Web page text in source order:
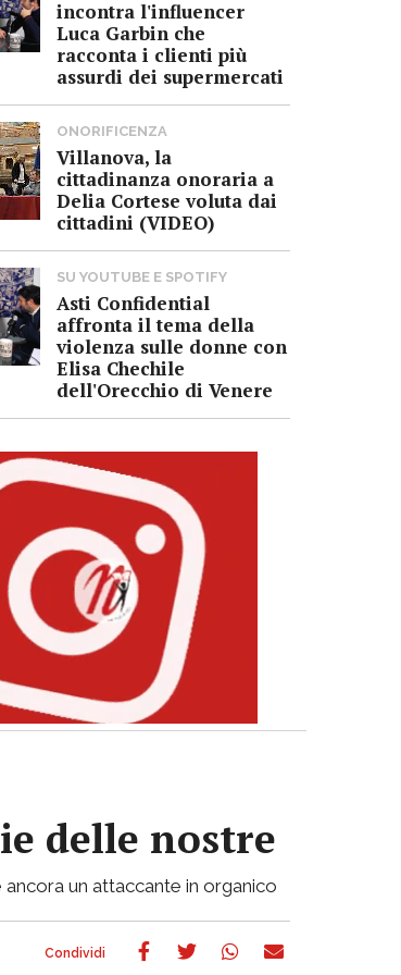
incontra l'influencer
Luca Garbin che
racconta i clienti più
assurdi dei supermercati
ONORIFICENZA
Villanova, la
cittadinanza onoraria a
Delia Cortese voluta dai
cittadini (VIDEO)
SU YOUTUBE E SPOTIFY
Asti Confidential
affronta il tema della
violenza sulle donne con
Elisa Chechile
dell'Orecchio di Venere
delle nostre
un attaccante in organico